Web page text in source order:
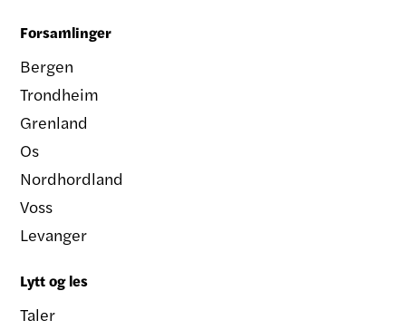
Forsamlinger
Bergen
Trondheim
Grenland
Os
Nordhordland
Voss
Levanger
Lytt og les
Taler